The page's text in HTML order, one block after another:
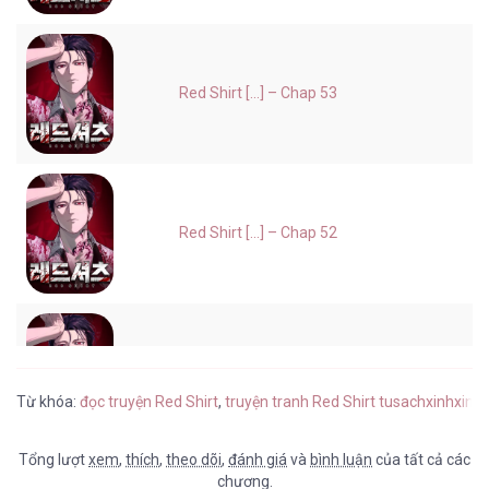
Red Shirt [...] – Chap 53
Red Shirt [...] – Chap 52
Từ khóa: đọc truyện Red Shirt, truyện tranh Red Shirt tusachxinhxinh
Tổng lượtxem, thích, theo dõi, đánh giávà bình luận của tất cả các
chương.